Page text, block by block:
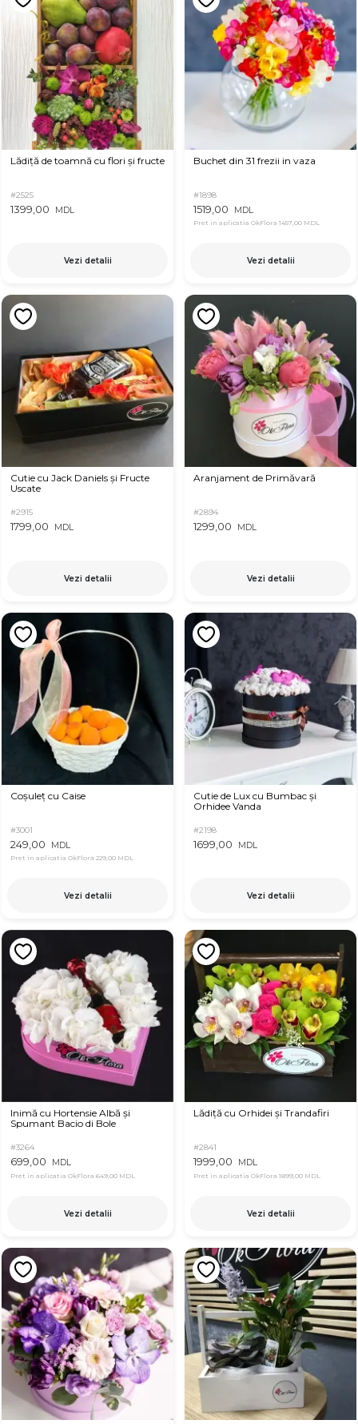
Lădiță de toamnă cu flori și fructe
#2525
1399,00 MDL
Vezi detalii
Buchet din 31 frezii in vaza
#1898
1519,00 MDL
Pret in aplicatia OkFlora 1457,00 MDL
Vezi detalii
Cutie cu Jack Daniels și Fructe
Uscate
#2915
1799,00 MDL
Vezi detalii
Aranjament de Primăvară
#2894
1299,00 MDL
Vezi detalii
Coșuleț cu Caise
#3001
249,00 MDL
Pret in aplicatia OkFlora 229,00 MDL
Vezi detalii
Cutie de Lux cu Bumbac și
Orhidee Vanda
#2198
1699,00 MDL
Vezi detalii
Inimă cu Hortensie Albă și
Spumant Bacio di Bole
#3264
699,00 MDL
Pret in aplicatia OkFlora 649,00 MDL
Vezi detalii
Lădiță cu Orhidei și Trandafiri
#2841
1999,00 MDL
Pret in aplicatia OkFlora 1899,00 MDL
Vezi detalii